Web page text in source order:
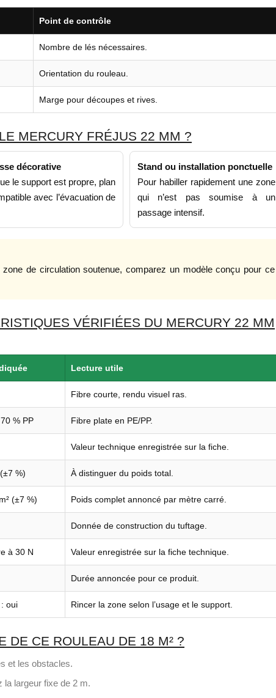
Point de contrôle
Nombre de lés nécessaires.
Orientation du rouleau.
Marge pour découpes et rives.
MERCURY FRÉJUS 22 MM ?
décorative
le support est propre, plan
avec l’évacuation de
Stand ou installation ponctuelle
Pour habiller rapidement une zone
qui n’est pas soumise à un
passage intensif.
de circulation soutenue, comparez un modèle conçu pour ce
VÉRIFIÉES DU MERCURY 22 MM
Lecture utile
Fibre courte, rendu visuel ras.
% PP Fibre plate en PE/PP.
Valeur technique enregistrée sur la fiche.
%) À distinguer du poids total.
(±7 %) Poids complet annoncé par mètre carré.
Donnée de construction du tuftage.
à 30 N Valeur enregistrée sur la fiche technique.
Durée annoncée pour ce produit.
oui Rincer la zone selon l’usage et le support.
DE CE ROULEAU DE 18 M² ?
et les obstacles.
la largeur fixe de 2 m.